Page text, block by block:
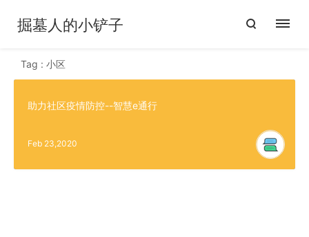
掘墓人的小铲子
Tag : 小区
助力社区疫情防控--智慧e通行
Feb 23,2020